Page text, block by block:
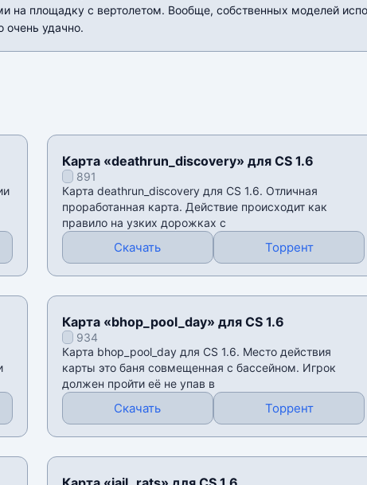
на площадку с вертолетом. Вообще, собственных моделей
очень удачно.
Карта «deathrun_discovery» для CS 1.6
891
Карта deathrun_discovery для CS 1.6. Отличная
проработанная карта. Действие происходит как
правило на узких дорожках с
Скачать Торрент
Карта «bhop_pool_day» для CS 1.6
934
Карта bhop_pool_day для CS 1.6. Место действия
карты это баня совмещенная с бассейном. Игрок
должен пройти её не упав в
Скачать Торрент